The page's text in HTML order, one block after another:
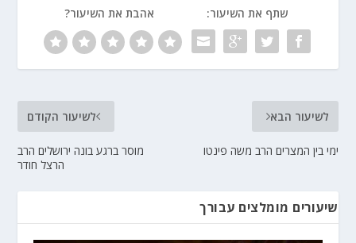
שתף את השיעור: אהבת את השיעור?
לשיעור הקודם
מוסר ברגע בונה ירושלים הרב
הרצל חודר
לשיעור הבא
ימי בין המצרים הרב משה פינטו
שיעורים מומלצים עבורך